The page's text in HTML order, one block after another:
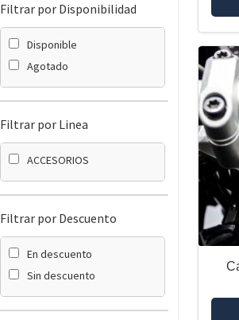
Filtrar por Disponibilidad
Disponible
Agotado
Filtrar por Linea
ACCESORIOS
Filtrar por Descuento
En descuento
Sin descuento